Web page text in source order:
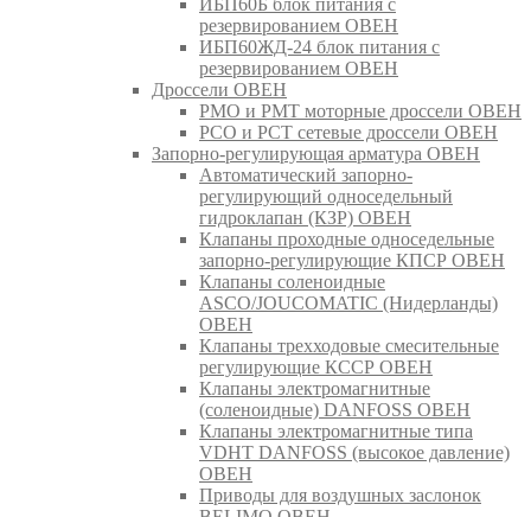
ИБП60Б блок питания с
резервированием ОВЕН
ИБП60ЖД-24 блок питания с
резервированием ОВЕН
Дроссели ОВЕН
РМО и РМТ моторные дроссели ОВЕН
РСО и РСТ сетевые дроссели ОВЕН
Запорно-регулирующая арматура ОВЕН
Автоматический запорно-
регулирующий односедельный
гидроклапан (КЗР) ОВЕН
Клапаны проходные односедельные
запорно-регулирующие КПСР ОВЕН
Клапаны соленоидные
ASCO/JOUCOMATIC (Нидерланды)
ОВЕН
Клапаны трехходовые смесительные
регулирующие КССР ОВЕН
Клапаны электромагнитные
(соленоидные) DANFOSS ОВЕН
Клапаны электромагнитные типа
VDHT DANFOSS (высокое давление)
ОВЕН
Приводы для воздушных заслонок